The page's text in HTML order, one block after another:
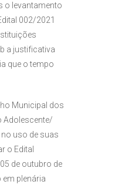
o levantamento
002/2021
a justificativa
que o tempo
Municipal dos
Adolescente/
no uso de suas
o Edital
de outubro de
em plenária